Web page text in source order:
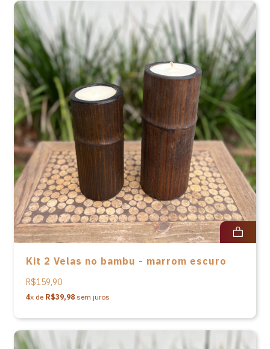
Kit 2 Velas no bambu - marrom escuro
R$159,90
4x de R$39,98 sem juros